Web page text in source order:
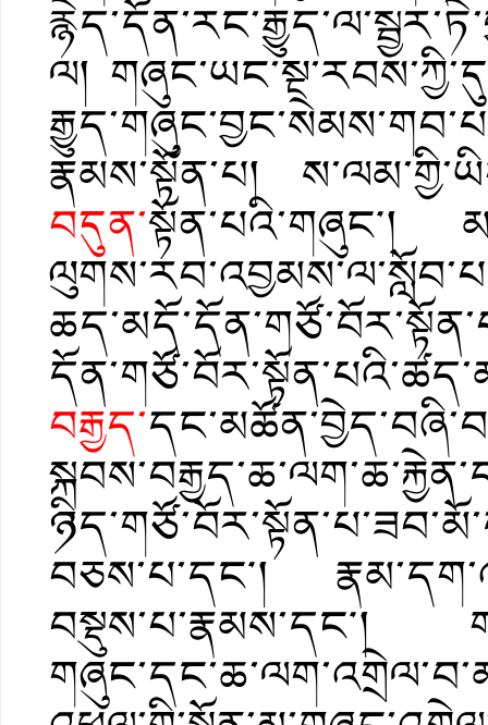
ལ།
རྣམས་སྟོན་པ།
བདུན་སྟོན་པའི་གཞུང༌།
བརྒྱད་
བཅས་པ་དང༌།
བསྡུས་པ་རྣམས་དང༌།